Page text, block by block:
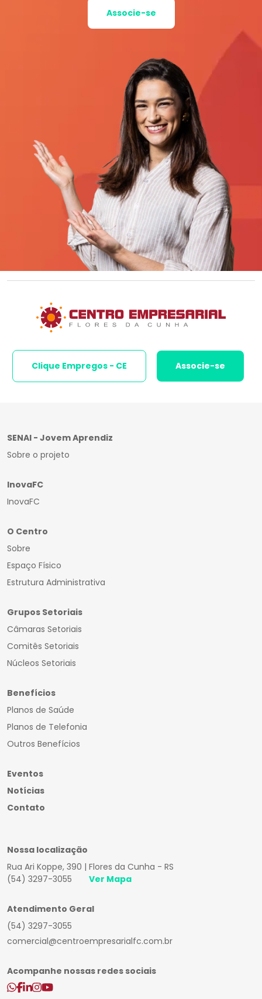
Associe-se
Clique Empregos - CE Associe-se
SENAI - Jovem Aprendiz
Sobre o projeto
InovaFC
InovaFC
O Centro
Sobre
Espaço Físico
Estrutura Administrativa
Grupos Setoriais
Câmaras Setoriais
Comitês Setoriais
Núcleos Setoriais
Benefícios
Planos de Saúde
Planos de Telefonia
Outros Benefícios
Eventos
Notícias
Contato
Nossa localização
Rua Ari Koppe, 390 | Flores da Cunha - RS
(54) 3297-3055
Ver Mapa
Atendimento Geral
(54) 3297-3055
comercial@centroempresarialfc.com.br
Acompanhe nossas redes sociais